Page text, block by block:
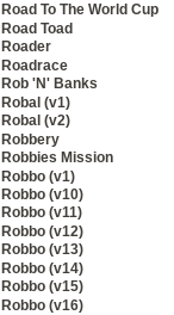
Road To The World Cup
Road Toad
Roader
Roadrace
Rob 'N' Banks
Robal (v1)
Robal (v2)
Robbery
Robbies Mission
Robbo (v1)
Robbo (v10)
Robbo (v11)
Robbo (v12)
Robbo (v13)
Robbo (v14)
Robbo (v15)
Robbo (v16)